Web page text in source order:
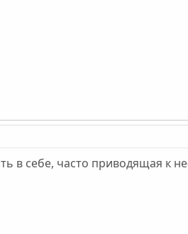
в себе, часто приводящая к